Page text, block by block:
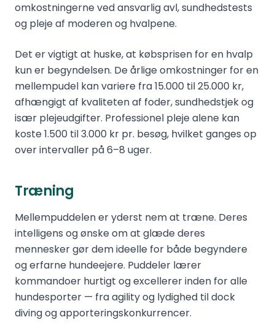
omkostningerne ved ansvarlig avl, sundhedstests
og pleje af moderen og hvalpene.
Det er vigtigt at huske, at købsprisen for en hvalp
kun er begyndelsen. De årlige omkostninger for en
mellempudel kan variere fra 15.000 til 25.000 kr,
afhængigt af kvaliteten af foder, sundhedstjek og
især plejeudgifter. Professionel pleje alene kan
koste 1.500 til 3.000 kr pr. besøg, hvilket ganges op
over intervaller på 6–8 uger.
Træning
Mellempuddelen er yderst nem at træne. Deres
intelligens og ønske om at glæde deres
mennesker gør dem ideelle for både begyndere
og erfarne hundeejere. Puddeler lærer
kommandoer hurtigt og excellerer inden for alle
hundesporter — fra agility og lydighed til dock
diving og apporteringskonkurrencer.